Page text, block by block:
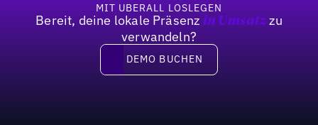
MIT UBERALL LOSLEGEN
Bereit, deine lokale Präsenz in Umsatzzu
verwandeln?
DEMO BUCHEN
DEMO BUCHEN